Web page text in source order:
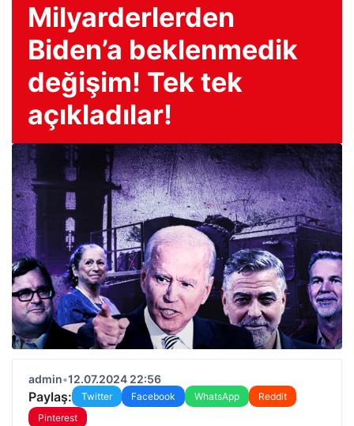
Milyarderlerden
Biden’a beklenmedik
değişim! Tek tek
açıkladılar!
admin•12.07.2024 22:56
Paylaş: Twitter Facebook WhatsApp
Reddit
Pinterest